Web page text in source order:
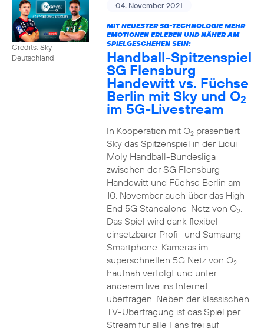
Credits: Sky
Deutschland
04. November 2021
MIT NEUESTER 5G-TECHNOLOGIE MEHR
EMOTIONEN ERLEBEN UND NÄHER AM
SPIELGESCHEHEN SEIN:
Handball-Spitzenspiel
SG Flensburg
Handewitt vs. Füchse
Berlin mit Sky und O2
im 5G-Livestream
In Kooperation mit O2präsentiert
Sky das Spitzenspiel in der Liqui
Moly Handball-Bundesliga
zwischen der SG Flensburg-
Handewitt und Füchse Berlin am
10. November auch über das High-
End 5G Standalone-Netz von O2.
Das Spiel wird dank flexibel
einsetzbarer Profi- und Samsung-
Smartphone-Kameras im
superschnellen 5G Netz von O2
hautnah verfolgt und unter
anderem live ins Internet
übertragen. Neben der klassischen
TV-Übertragung ist das Spiel per
Stream für alle Fans frei auf